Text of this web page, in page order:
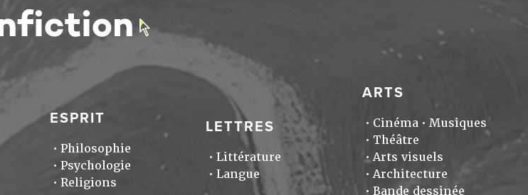
ESPRIT
Philosophie
Psychologie
Religions
LETTRES
Littérature
Langue
ARTS
Cinéma
Musiques
Théâtre
Arts visuels
Architecture
Bande dessinée